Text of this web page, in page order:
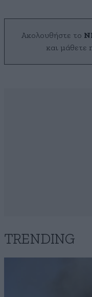
Ακολουθήστε το
και μάθετε
TRENDING